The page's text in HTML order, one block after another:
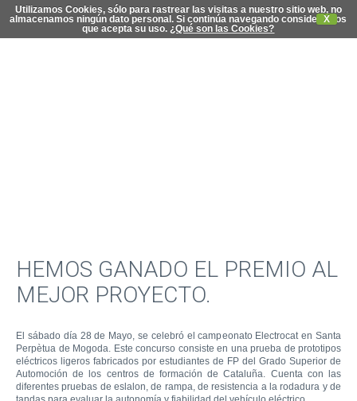
Utilizamos Cookies, sólo para rastrear las visitas a nuestro sitio web, no
almacenamos ningún dato personal. Si continúa navegando consideramos
que acepta su uso.
X
¿Qué son las Cookies?
HEMOS GANADO EL PREMIO AL
MEJOR PROYECTO.
El sábado día 28 de Mayo, se celebró el campeonato Electrocat en Santa
Perpètua de Mogoda. Este concurso consiste en una prueba de prototipos
eléctricos ligeros fabricados por estudiantes de FP del Grado Superior de
Automoción de los centros de formación de Cataluña. Cuenta con las
diferentes pruebas de eslalon, de rampa, de resistencia a la rodadura y de